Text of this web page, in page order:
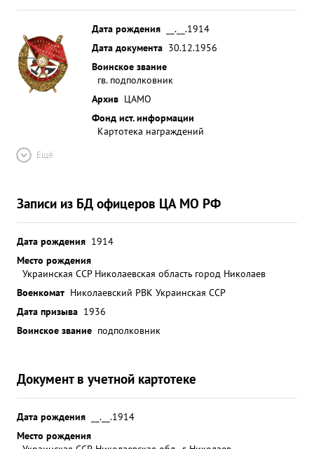
Дата рождения
__.__.1914
Дата документа 30.12.1956
Воинское звание
гв. подполковник
Архив ЦАМО
Фонд ист. информации
Картотека награждений
Ещё
Записи из БД офицеров ЦА МО РФ
Дата рождения 1914
Место рождения
Украинская ССР Николаевская область город Николаев
Военкомат Николаевский РВК Украинская ССР
Дата призыва 1936
Воинское звание подполковник
Документ в учетной картотеке
Дата рождения
__.__.1914
Место рождения